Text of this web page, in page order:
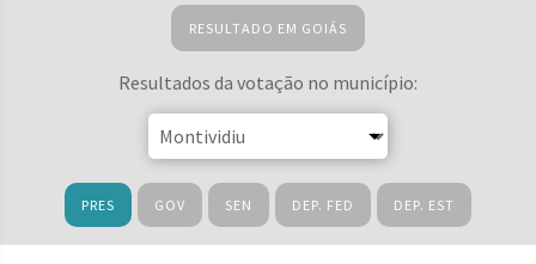
RESULTADO EM GOIÁS
Resultados da votação no município:
PRES GOV SEN DEP. FED DEP. EST